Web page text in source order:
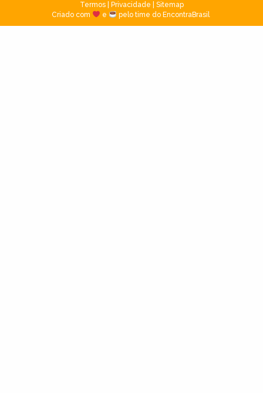
Termos| Privacidade
Sitemap
Criado com
e pelo time do EncontraBrasil